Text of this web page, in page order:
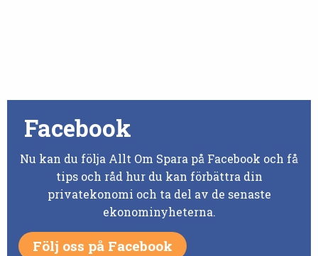
Facebook
Nu kan du följa Allt Om Spara på Facebook och få
tips och råd hur du kan förbättra din
privatekonomi och ta del av de senaste
ekonominyheterna.
Följ oss på Facebook